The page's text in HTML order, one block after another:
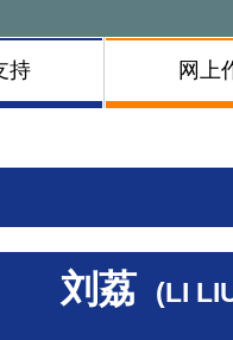
持 网上
刘荔 (LI